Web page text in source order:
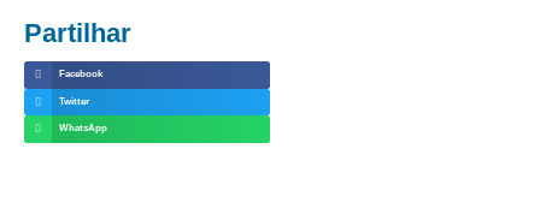
Partilhar
Facebook
Twitter
WhatsApp